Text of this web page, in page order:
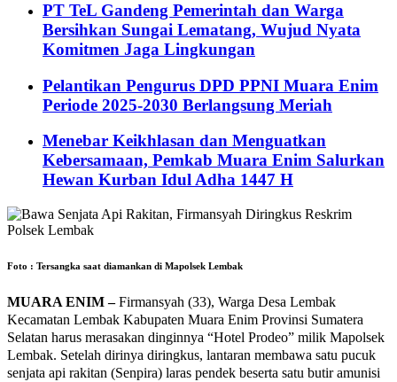
PT TeL Gandeng Pemerintah dan Warga
Bersihkan Sungai Lematang, Wujud Nyata
Komitmen Jaga Lingkungan
Pelantikan Pengurus DPD PPNI Muara Enim
Periode 2025-2030 Berlangsung Meriah
Menebar Keikhlasan dan Menguatkan
Kebersamaan, Pemkab Muara Enim Salurkan
Hewan Kurban Idul Adha 1447 H
Foto : Tersangka saat diamankan di Mapolsek Lembak
MUARA ENIM –Firmansyah (33), Warga Desa Lembak
Kecamatan Lembak Kabupaten Muara Enim Provinsi Sumatera
Selatan harus merasakan dinginnya “Hotel Prodeo” milik Mapolsek
Lembak. Setelah dirinya diringkus, lantaran membawa satu pucuk
senjata api rakitan (Senpira) laras pendek beserta satu butir amunisi